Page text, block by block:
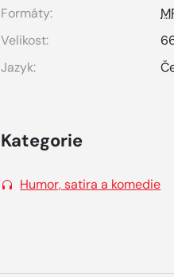
Formáty:
Velikost:
Jazyk:
Kategorie
Humor, satira a komedie